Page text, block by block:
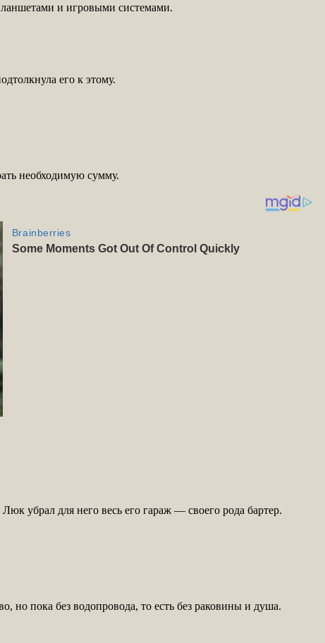
и игровыми системами.
его к этому.
необходимую сумму.
убрал для него весь его гараж — своего рода бартер.
пока без водопровода, то есть без раковины и душа.